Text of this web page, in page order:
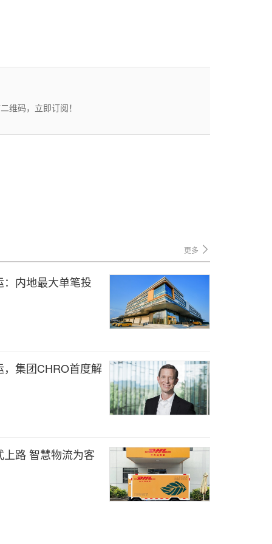
维码，立即订阅！
更多
内地最大单笔投
集团CHRO首度解
路 智慧物流为客